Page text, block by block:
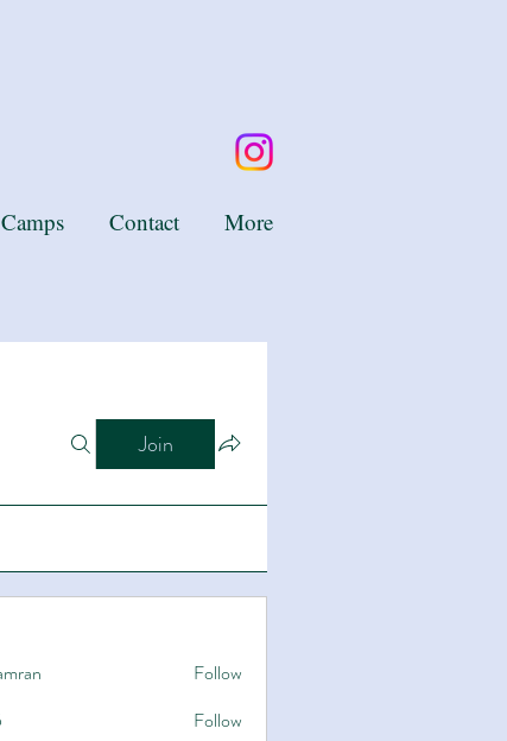
Join
Follow
Follow
Camps Contact More